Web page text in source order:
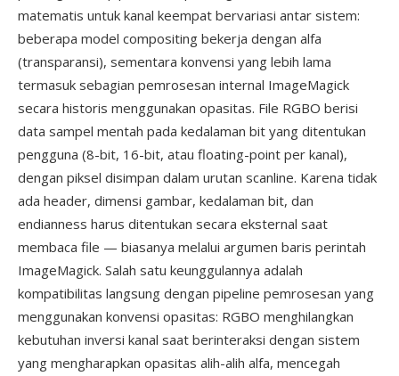
matematis untuk kanal keempat bervariasi antar sistem:
beberapa model compositing bekerja dengan alfa
(transparansi), sementara konvensi yang lebih lama
termasuk sebagian pemrosesan internal ImageMagick
secara historis menggunakan opasitas. File RGBO berisi
data sampel mentah pada kedalaman bit yang ditentukan
pengguna (8-bit, 16-bit, atau floating-point per kanal),
dengan piksel disimpan dalam urutan scanline. Karena tidak
ada header, dimensi gambar, kedalaman bit, dan
endianness harus ditentukan secara eksternal saat
membaca file — biasanya melalui argumen baris perintah
ImageMagick. Salah satu keunggulannya adalah
kompatibilitas langsung dengan pipeline pemrosesan yang
menggunakan konvensi opasitas: RGBO menghilangkan
kebutuhan inversi kanal saat berinteraksi dengan sistem
yang mengharapkan opasitas alih-alih alfa, mencegah